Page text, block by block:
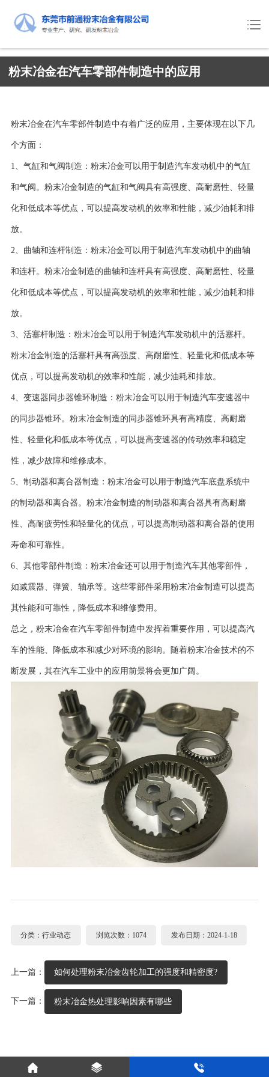
粉末冶金在汽车零部件制造中的应用
粉末冶金在汽车零部件制造中有着广泛的应用，主要体现在以下几
个方面：
1、气缸和气阀制造：粉末冶金可以用于制造汽车发动机中的气缸
和气阀。粉末冶金制造的气缸和气阀具有高强度、高耐磨性、轻量
化和低成本等优点，可以提高发动机的效率和性能，减少油耗和排
放。
2、曲轴和连杆制造：粉末冶金可以用于制造汽车发动机中的曲轴
和连杆。粉末冶金制造的曲轴和连杆具有高强度、高耐磨性、轻量
化和低成本等优点，可以提高发动机的效率和性能，减少油耗和排
放。
3、活塞杆制造：粉末冶金可以用于制造汽车发动机中的活塞杆。
粉末冶金制造的活塞杆具有高强度、高耐磨性、轻量化和低成本等
优点，可以提高发动机的效率和性能，减少油耗和排放。
4、变速器同步器锥环制造：粉末冶金可以用于制造汽车变速器中
的同步器锥环。粉末冶金制造的同步器锥环具有高精度、高耐磨
性、轻量化和低成本等优点，可以提高变速器的传动效率和稳定
性，减少故障和维修成本。
5、制动器和离合器制造：粉末冶金可以用于制造汽车底盘系统中
的制动器和离合器。粉末冶金制造的制动器和离合器具有高耐磨
性、高耐疲劳性和轻量化的优点，可以提高制动器和离合器的使用
寿命和可靠性。
6、其他零部件制造：粉末冶金还可以用于制造汽车其他零部件，
如减震器、弹簧、轴承等。这些零部件采用粉末冶金制造可以提高
其性能和可靠性，降低成本和维修费用。
总之，粉末冶金在汽车零部件制造中发挥着重要作用，可以提高汽
车的性能、降低成本和减少对环境的影响。随着粉末冶金技术的不
断发展，其在汽车工业中的应用前景将会更加广阔。
分类：行业动态 浏览次数：1074 发布日期：2024-1-18
上一篇： 如何处理粉末冶金齿轮加工的强度和精密度?
下一篇： 粉末冶金热处理影响因素有哪些